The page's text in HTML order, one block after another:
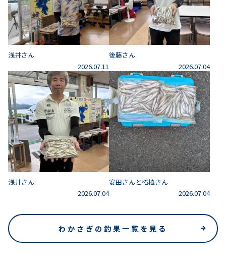
浅井さん
2026.07.11
後藤さん
2026.07.04
浅井さん
2026.07.04
安田さんと柘植さん
2026.07.04
わかさぎの釣果一覧を見る